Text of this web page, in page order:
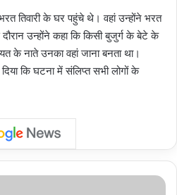
तिवारी के घर पहुंचे थे। वहां उन्होंने भरत
उन्होंने कहा कि किसी बुजुर्ग के बेटे के
के नाते उनका वहां जाना बनता था।
कि घटना में संलिप्त सभी लोगों के